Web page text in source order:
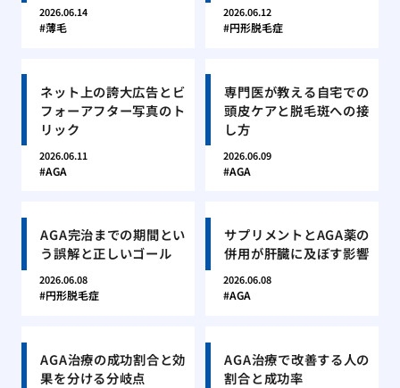
2026.06.14
薄毛
2026.06.12
円形脱毛症
ネット上の誇大広告とビ
フォーアフター写真のト
リック
2026.06.11
AGA
専門医が教える自宅での
頭皮ケアと脱毛斑への接
し方
2026.06.09
AGA
AGA完治までの期間とい
う誤解と正しいゴール
2026.06.08
円形脱毛症
サプリメントとAGA薬の
併用が肝臓に及ぼす影響
2026.06.08
AGA
AGA治療の成功割合と効
果を分ける分岐点
AGA治療で改善する人の
割合と成功率